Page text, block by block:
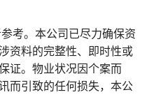
考。本公司已尽力确保资
资料的完整性、即时性或
证。物业状况因个案而
而引致的任何损失，本公